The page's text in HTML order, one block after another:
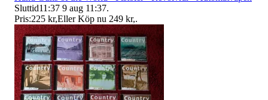
Sluttid11:37 9 aug 11:37.
Pris:225 kr,Eller Köp nu 249 kr,.